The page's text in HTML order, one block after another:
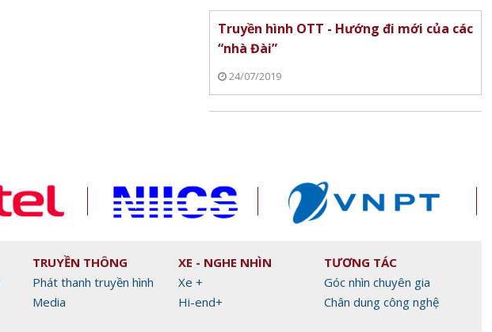
Truyền hình OTT - Hướng đi mới của các
“nhà Đài”
24/07/2019
TRUYỀN THÔNG
Phát thanh truyền hình
Media
XE - NGHE NHÌN
Xe +
Hi-end+
TƯƠNG TÁC
Góc nhìn chuyên gia
Chân dung công nghệ